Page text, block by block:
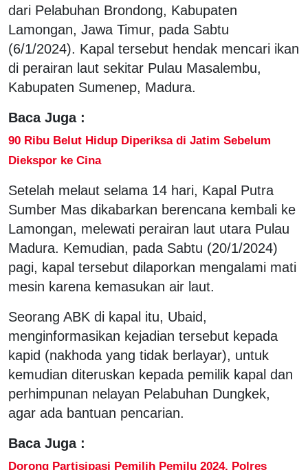
dari Pelabuhan Brondong, Kabupaten
Lamongan, Jawa Timur, pada Sabtu
(6/1/2024). Kapal tersebut hendak mencari ikan
di perairan laut sekitar Pulau Masalembu,
Kabupaten Sumenep, Madura.
Baca Juga :
90 Ribu Belut Hidup Diperiksa di Jatim Sebelum
Diekspor ke Cina
Setelah melaut selama 14 hari, Kapal Putra
Sumber Mas dikabarkan berencana kembali ke
Lamongan, melewati perairan laut utara Pulau
Madura. Kemudian, pada Sabtu (20/1/2024)
pagi, kapal tersebut dilaporkan mengalami mati
mesin karena kemasukan air laut.
Seorang ABK di kapal itu, Ubaid,
menginformasikan kejadian tersebut kepada
kapid (nakhoda yang tidak berlayar), untuk
kemudian diteruskan kepada pemilik kapal dan
perhimpunan nelayan Pelabuhan Dungkek,
agar ada bantuan pencarian.
Baca Juga :
Dorong Partisipasi Pemilih Pemilu 2024, Polres